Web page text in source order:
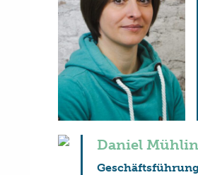
Daniel